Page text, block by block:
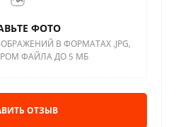
ФОТО
В ФОРМАТАХ .JPG,
ФАЙЛА ДО 5 МБ
ОТЗЫВ